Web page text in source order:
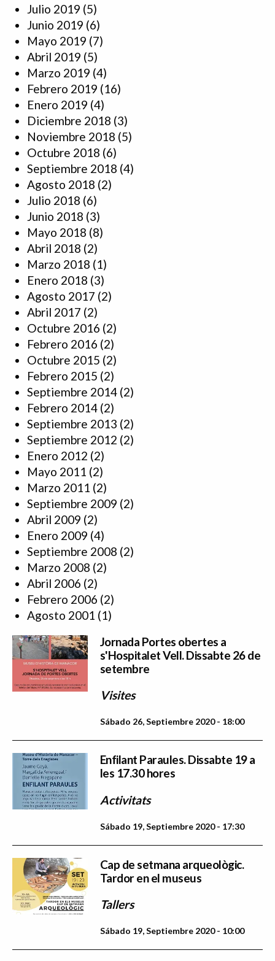
Julio 2019 (5)
Junio 2019 (6)
Mayo 2019 (7)
Abril 2019 (5)
Marzo 2019 (4)
Febrero 2019 (16)
Enero 2019 (4)
Diciembre 2018 (3)
Noviembre 2018 (5)
Octubre 2018 (6)
Septiembre 2018 (4)
Agosto 2018 (2)
Julio 2018 (6)
Junio 2018 (3)
Mayo 2018 (8)
Abril 2018 (2)
Marzo 2018 (1)
Enero 2018 (3)
Agosto 2017 (2)
Abril 2017 (2)
Octubre 2016 (2)
Febrero 2016 (2)
Octubre 2015 (2)
Febrero 2015 (2)
Septiembre 2014 (2)
Febrero 2014 (2)
Septiembre 2013 (2)
Septiembre 2012 (2)
Enero 2012 (2)
Mayo 2011 (2)
Marzo 2011 (2)
Septiembre 2009 (2)
Abril 2009 (2)
Enero 2009 (4)
Septiembre 2008 (2)
Marzo 2008 (2)
Abril 2006 (2)
Febrero 2006 (2)
Agosto 2001 (1)
Jornada Portes obertes a
s'Hospitalet Vell. Dissabte 26 de
setembre
Visites
Sábado 26, Septiembre 2020 - 18:00
Enfilant Paraules. Dissabte 19 a
les 17.30 hores
Activitats
Sábado 19, Septiembre 2020 - 17:30
Cap de setmana arqueològic.
Tardor en el museus
Tallers
Sábado 19, Septiembre 2020 - 10:00